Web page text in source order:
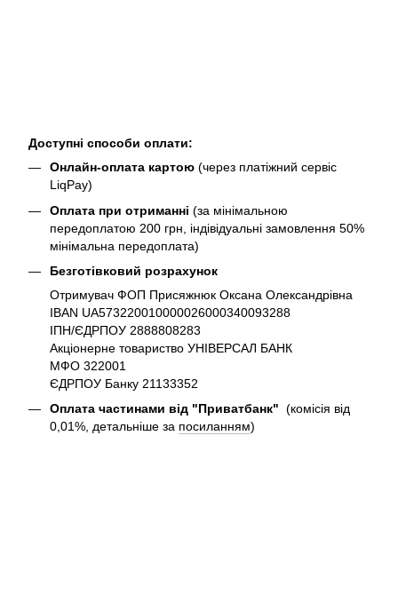
Доступні способи оплати:
Онлайн-оплата картою (через платіжний сервіс
LiqPay)
Оплата при отриманні (за мінімальною
передоплатою 200 грн, індівідуальні замовлення 50%
мінімальна передоплата)
Безготівковий розрахунок
Отримувач ФОП Присяжнюк Оксана Олександрівна
IBAN UA573220010000026000340093288
ІПН/ЄДРПОУ 2888808283
Акціонерне товариство УНІВЕРСАЛ БАНК
МФО 322001
ЄДРПОУ Банку 21133352
Оплата частинами від "Приватбанк" (комісія від
0,01%, детальніше за посиланням)